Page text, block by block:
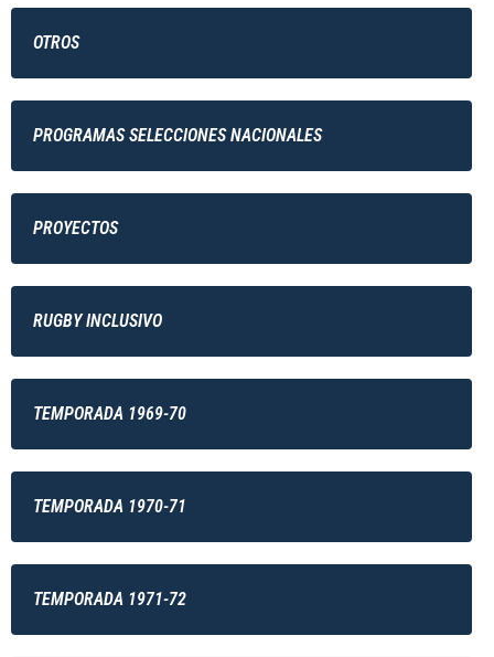
OTROS
PROGRAMAS SELECCIONES NACIONALES
PROYECTOS
RUGBY INCLUSIVO
TEMPORADA 1969-70
TEMPORADA 1970-71
TEMPORADA 1971-72